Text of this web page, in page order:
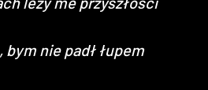
nie padł łupem